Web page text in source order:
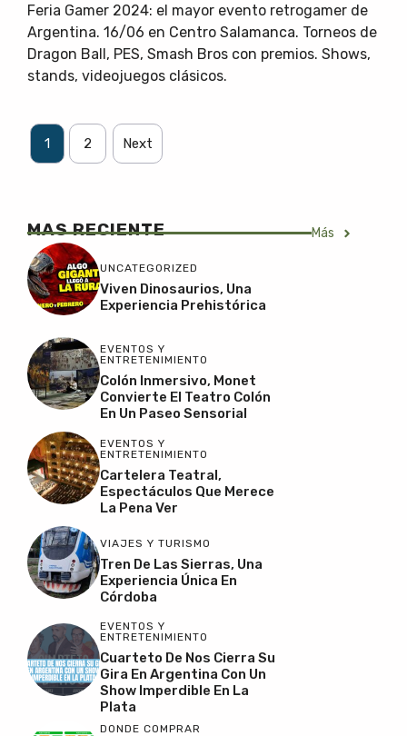
Feria Gamer 2024: el mayor evento retrogamer de
Argentina. 16/06 en Centro Salamanca. Torneos de
Dragon Ball, PES, Smash Bros con premios. Shows,
stands, videojuegos clásicos.
1 2 Next
MAS RECIENTE Más
UNCATEGORIZED
Viven Dinosaurios, Una
Experiencia Prehistórica
EVENTOS Y
ENTRETENIMIENTO
Colón Inmersivo, Monet
Convierte El Teatro Colón
En Un Paseo Sensorial
EVENTOS Y
ENTRETENIMIENTO
Cartelera Teatral,
Espectáculos Que Merece
La Pena Ver
VIAJES Y TURISMO
Tren De Las Sierras, Una
Experiencia Única En
Córdoba
EVENTOS Y
ENTRETENIMIENTO
Cuarteto De Nos Cierra Su
Gira En Argentina Con Un
Show Imperdible En La
Plata
DONDE COMPRAR